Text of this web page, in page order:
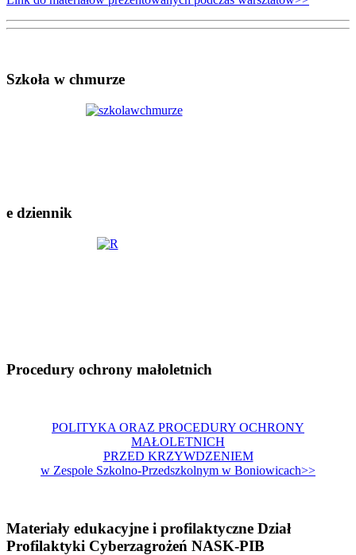
Szkoła w chmurze
e dziennik
Procedury ochrony małoletnich
POLITYKA ORAZ PROCEDURY OCHRONY
MAŁOLETNICH
PRZED KRZYWDZENIEM
w Zespole Szkolno-Przedszkolnym w Boniowicach>>
Materiały edukacyjne i profilaktyczne Dział
Profilaktyki Cyberzagrożeń NASK-PIB